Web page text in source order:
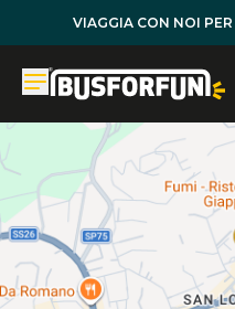
VIAGGIA CON NOI